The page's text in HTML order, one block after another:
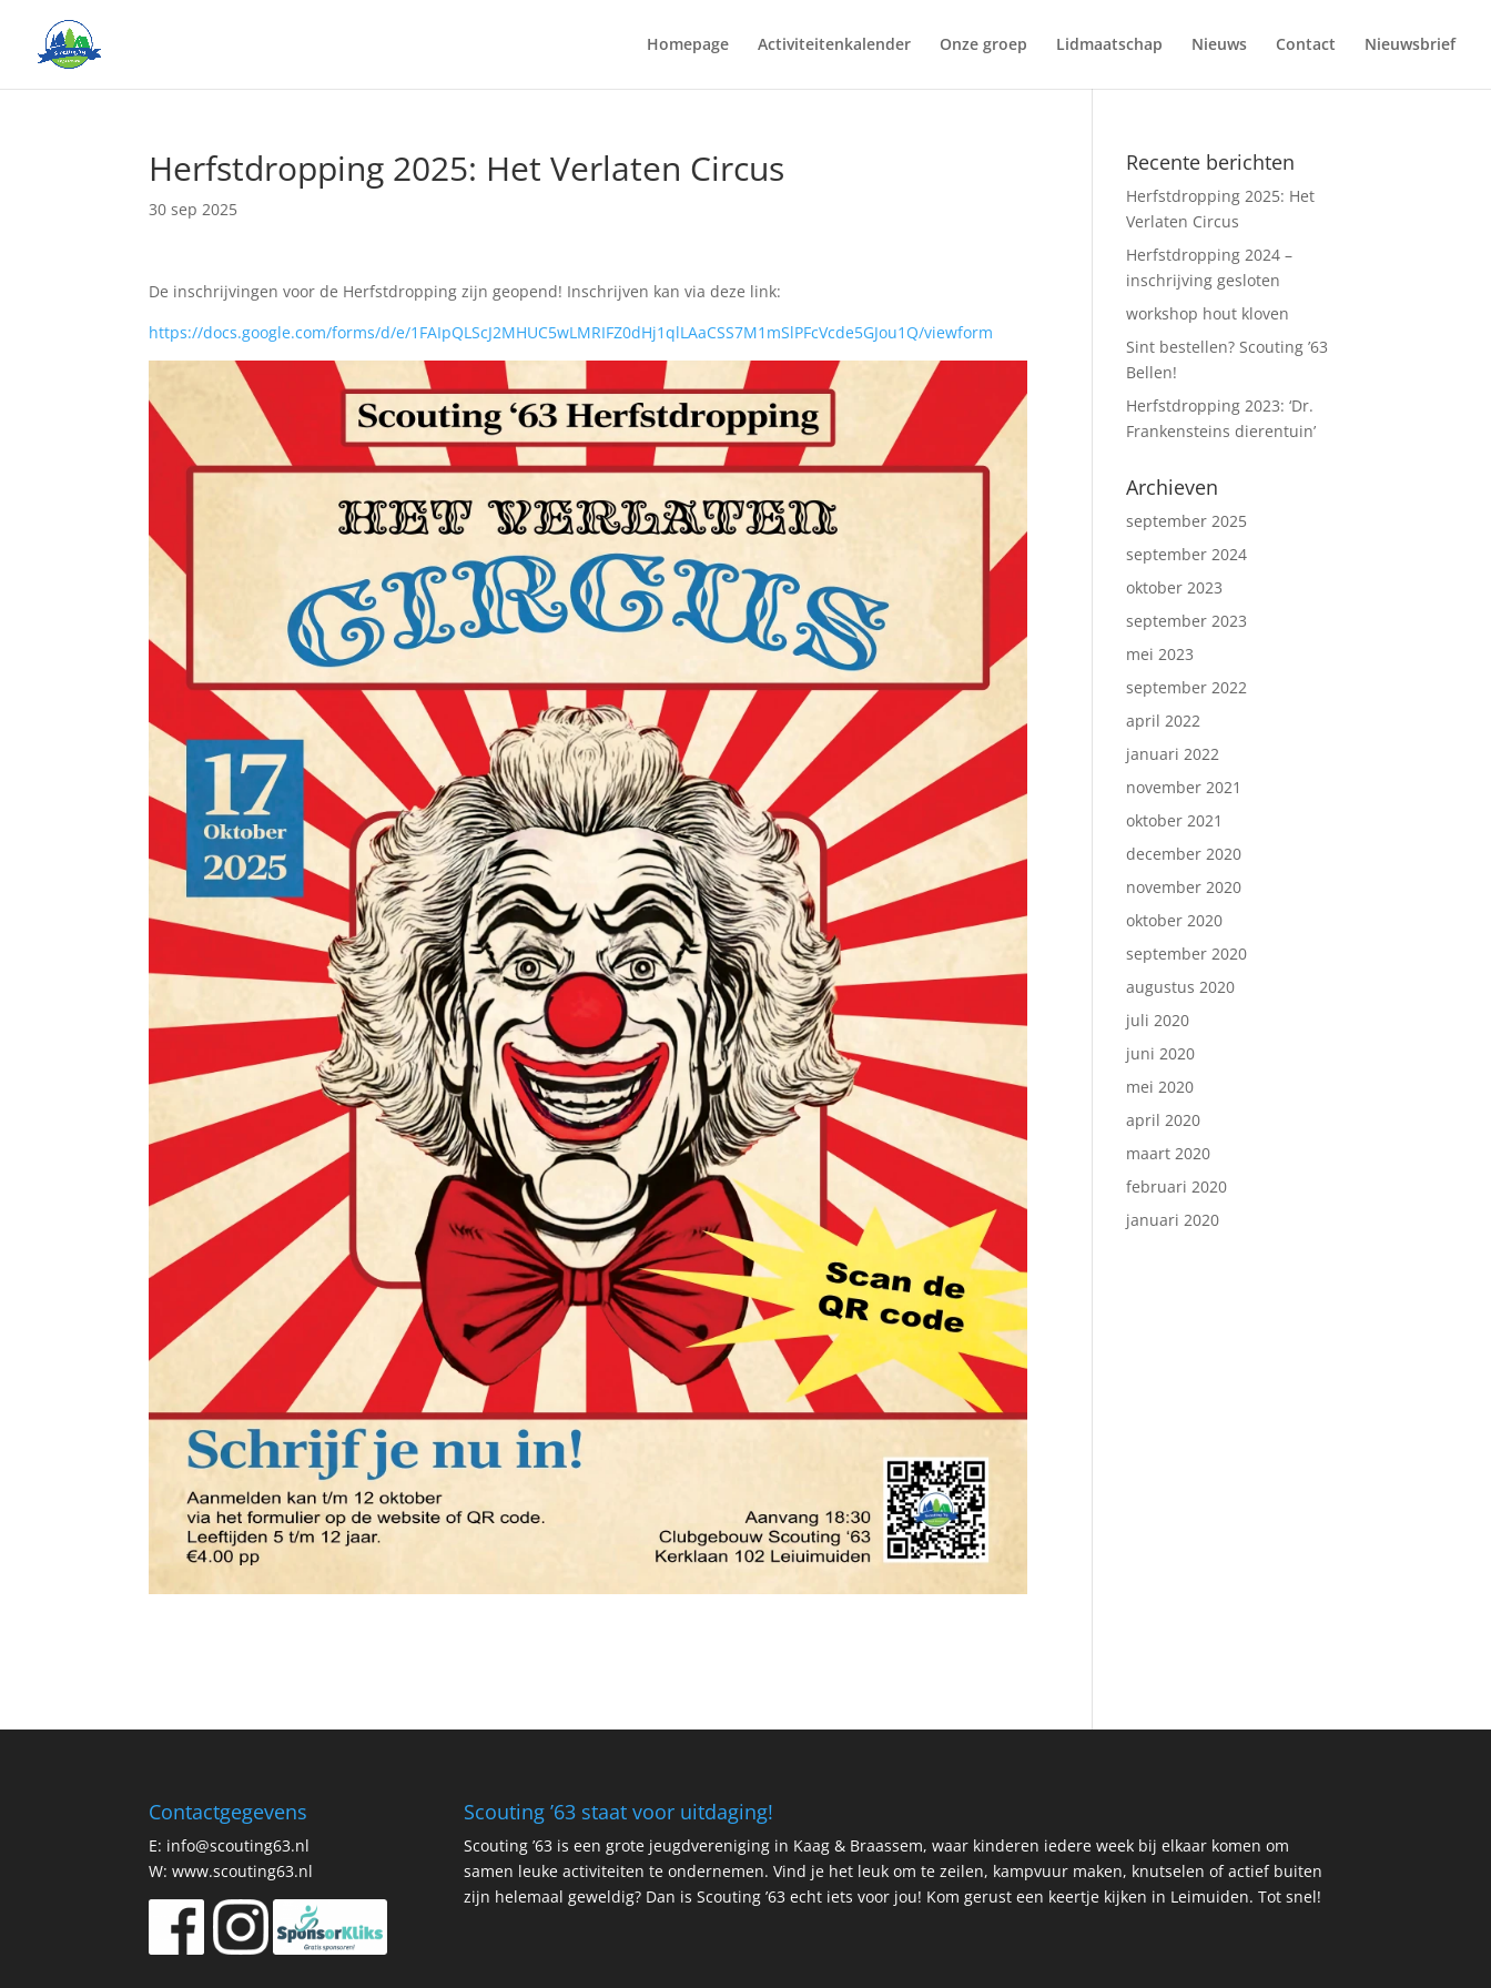
Homepage Activiteitenkalender Onze groep Lidmaatschap Nieuws Contact Nieuwsbrief
Herfstdropping 2025: Het Verlaten Circus
30 sep 2025
De inschrijvingen voor de Herfstdropping zijn geopend! Inschrijven kan via deze link:
https://docs.google.com/forms/d/e/1FAIpQLScJ2MHUC5wLMRIFZ0dHj1qlLAaCSS7M1mSlPFcVcde5GJou1Q/viewform
Recente berichten
Herfstdropping 2025: Het
Verlaten Circus
Herfstdropping 2024 –
inschrijving gesloten
workshop hout kloven
Sint bestellen? Scouting ’63
Bellen!
Herfstdropping 2023: ‘Dr.
Frankensteins dierentuin’
Archieven
september 2025
september 2024
oktober 2023
september 2023
mei 2023
september 2022
april 2022
januari 2022
november 2021
oktober 2021
december 2020
november 2020
oktober 2020
september 2020
augustus 2020
juli 2020
juni 2020
mei 2020
april 2020
maart 2020
februari 2020
januari 2020
Contactgegevens
E: info@scouting63.nl
W:www.scouting63.nl
Scouting ’63 staat voor uitdaging!
Scouting ’63 is een grote jeugdvereniging in Kaag & Braassem, waar kinderen iedere week bij elkaar komen om
samen leuke activiteiten te ondernemen. Vind je het leuk om te zeilen, kampvuur maken, knutselen of actief buiten
zijn helemaal geweldig? Dan is Scouting ’63 echt iets voor jou! Kom gerust een keertje kijken in Leimuiden. Tot snel!